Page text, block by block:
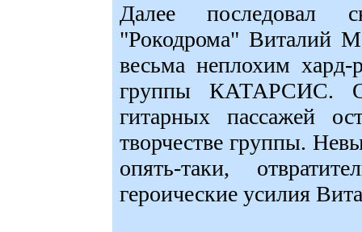
Далее последовал
"Рокодрома" Виталий
весьма неплохим
группы КАТАРСИС.
гитарных пассажей
творчестве группы.
опять-таки,
героические усилия